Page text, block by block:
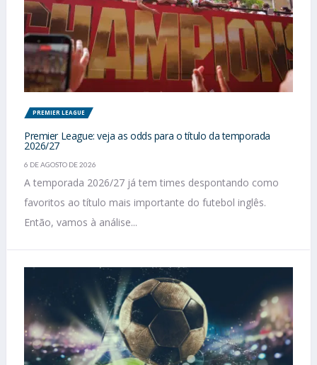
PREMIER LEAGUE
Premier League: veja as odds para o título da temporada
2026/27
6 DE AGOSTO DE 2026
A temporada 2026/27 já tem times despontando como
favoritos ao título mais importante do futebol inglês.
Então, vamos à análise...